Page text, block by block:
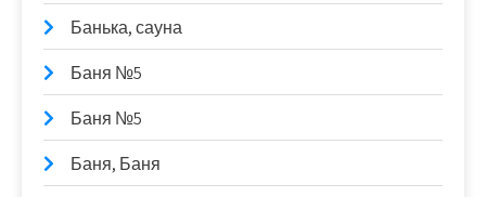
Банька, сауна
Баня №5
Баня №5
Баня, Баня